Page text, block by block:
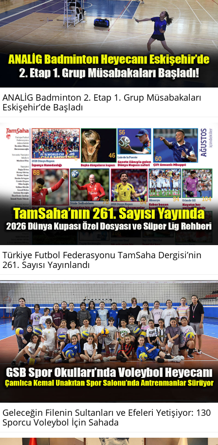
ANALİG Badminton 2. Etap 1. Grup Müsabakaları
Eskişehir’de Başladı
Türkiye Futbol Federasyonu TamSaha Dergisi’nin
261. Sayısı Yayınlandı
Geleceğin Filenin Sultanları ve Efeleri Yetişiyor: 130
Sporcu Voleybol İçin Sahada